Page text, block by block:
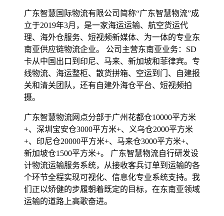
广东智慧国际物流有限公司简称“广东智慧物流”成
立于2019年3月，是一家海运运输、航空货运代
理、海外仓服务、短视频新媒体、为一体的专业东
南亚供应链物流企业。 公司主营东南亚业务：SD
卡从中国出口到印尼、马来、新加坡和菲律宾。专
线物流、海运整柜、散货拼箱、空运到门、自建报
关和清关团队，还有自建外海仓平台、短视频拍
摄。
广东智慧物流网点分部于广州花都仓10000平方米
+、深圳宝安仓3000平方米+、义乌仓2000平方米
+、印尼仓20000平方米+、马来仓3000平方米+、
新加坡仓1500平方米+。 广东智慧物流自行研发设
计物流运输服务系统，从接收客兵订单到运输的各
个环节全程实现可视化、信息化专业系统支持。我
们正以矫健的步履朝着既定的目标，在东南亚领域
运输的道路上高歌奋进。